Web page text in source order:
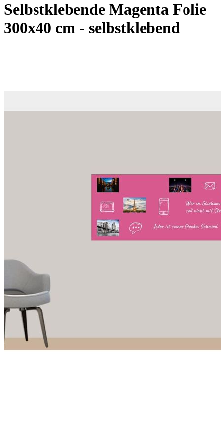
Selbstklebende Magenta Folie
300x40 cm - selbstklebend